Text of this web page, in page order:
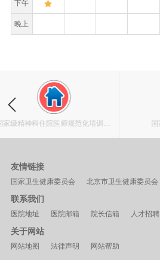
下午
晚上
化培训基 国家药物临床试验机构
友情链接
国家卫生健康委员会 北京市卫生健康委员会
联系我们
医院地址 医院邮箱 院长信箱 人才招聘
关于网站
网站地图 法律声明 网站帮助